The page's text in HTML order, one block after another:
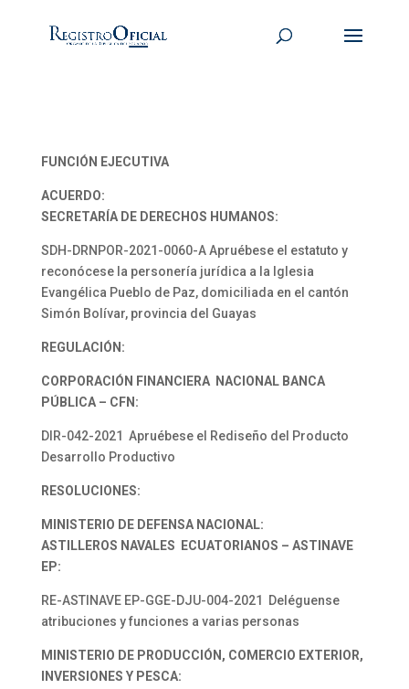
FUNCIÓN EJECUTIVA
ACUERDO:
SECRETARÍA DE DERECHOS HUMANOS:
SDH-DRNPOR-2021-0060-A Apruébese el estatuto y
reconócese la personería jurídica a la Iglesia
Evangélica Pueblo de Paz, domiciliada en el cantón
Simón Bolívar, provincia del Guayas
REGULACIÓN:
CORPORACIÓN FINANCIERA NACIONAL BANCA
PÚBLICA – CFN:
DIR-042-2021 Apruébese el Rediseño del Producto
Desarrollo Productivo
RESOLUCIONES:
MINISTERIO DE DEFENSA NACIONAL:
ASTILLEROS NAVALES ECUATORIANOS – ASTINAVE
EP:
RE-ASTINAVE EP-GGE-DJU-004-2021 Deléguense
atribuciones y funciones a varias personas
MINISTERIO DE PRODUCCIÓN, COMERCIO EXTERIOR,
INVERSIONES Y PESCA: